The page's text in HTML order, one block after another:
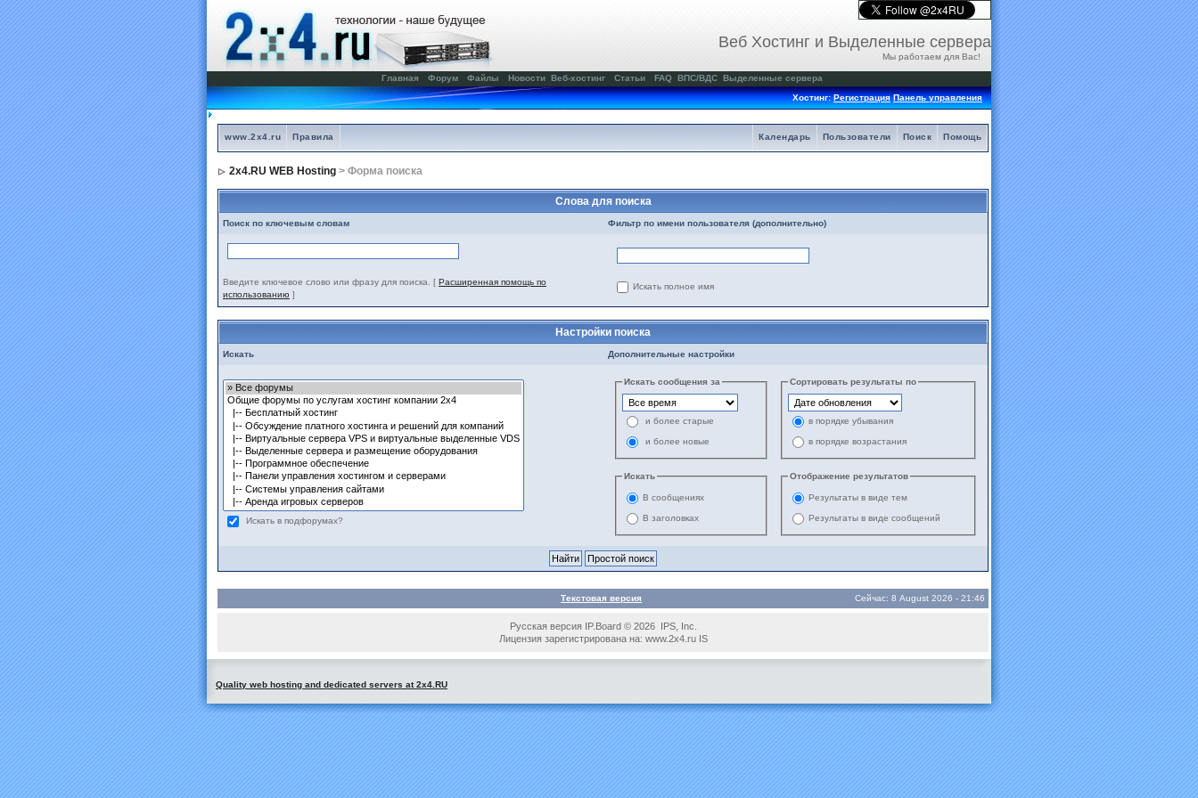
Веб Хостинг и Выделенные сервера
Мы работаем для Вас!
Главная Форум Файлы Новости Веб-хостинг Статьи FAQ ВПС/ВДС Выделенные сервера
Хостинг:Регистрация Панель управления
www.2x4.ru Правила Помощь
Поиск
Пользователи
Календарь
2x4.RU WEB Hosting > Форма поиска
Слова для поиска
Поиск по ключевым словам Фильтр по имени пользователя (дополнительно)
Введите ключевое слово или фразу для поиска. [ Расширенная помощь по
использованию ]
Искать полное имя
Настройки поиска
Искать Дополнительные настройки
Искать в подфорумах?
Искать сообщения за
и более старые
и более новые
Сортировать результаты по
в порядке убывания
в порядке возрастания
Искать
В сообщениях
В заголовках
Отображение результатов
Результаты в виде тем
Результаты в виде сообщений
Текстовая версия Сейчас: 8 August 2026 - 21:46
Русская версия IP.Board © 2026 IPS, Inc.
Лицензия зарегистрирована на: www.2x4.ru IS
Quality web hosting and dedicated servers at 2x4.RU